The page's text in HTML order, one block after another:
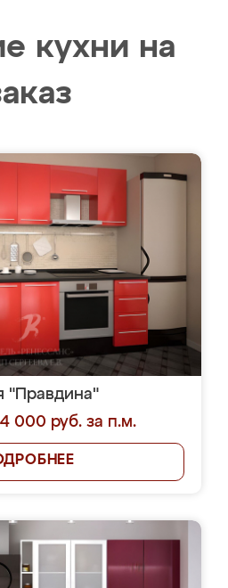
кухни на
"Правдина"
000 руб. за п.м.